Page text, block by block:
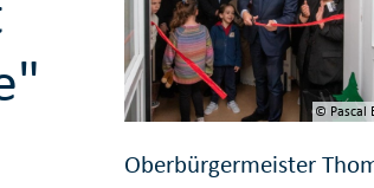
© Pascal
Oberbürgermeister